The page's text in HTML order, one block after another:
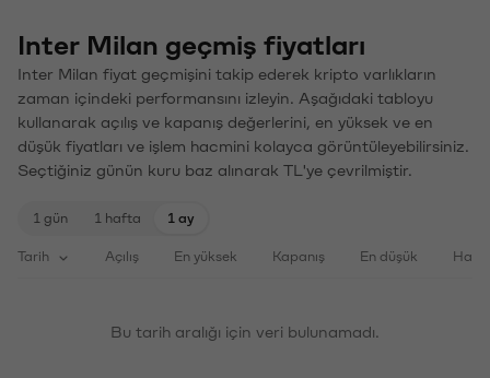
Inter Milan geçmiş fiyatları
Inter Milan fiyat geçmişini takip ederek kripto varlıkların
zaman içindeki performansını izleyin. Aşağıdaki tabloyu
kullanarak açılış ve kapanış değerlerini, en yüksek ve en
düşük fiyatları ve işlem hacmini kolayca görüntüleyebilirsiniz.
Seçtiğiniz günün kuru baz alınarak TL'ye çevrilmiştir.
1 gün 1 hafta 1 ay
Tarih Açılış En yüksek Kapanış En düşük
Bu tarih aralığı için veri bulunamadı.